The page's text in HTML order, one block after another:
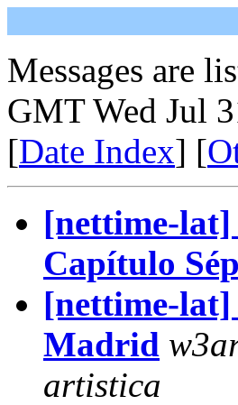
Messages are
GMT Wed Jul
[Date Index] [
[nettime-
Capítulo
[nettime-
Madrid
artistica